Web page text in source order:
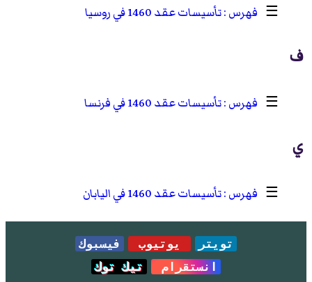
☰ تأسيسات عقد 1460 في روسيا
ف
☰ تأسيسات عقد 1460 في فرنسا
ي
☰ تأسيسات عقد 1460 في اليابان
تويتر يوتيوب
فيسبوك
انستقرام
تيك توك